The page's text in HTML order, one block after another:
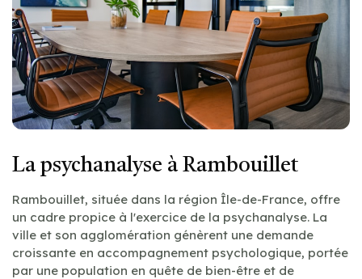
La psychanalyse à Rambouillet
Rambouillet, située dans la région Île-de-France, offre
un cadre propice à l'exercice de la psychanalyse. La
ville et son agglomération génèrent une demande
croissante en accompagnement psychologique, portée
par une population en quête de bien-être et de